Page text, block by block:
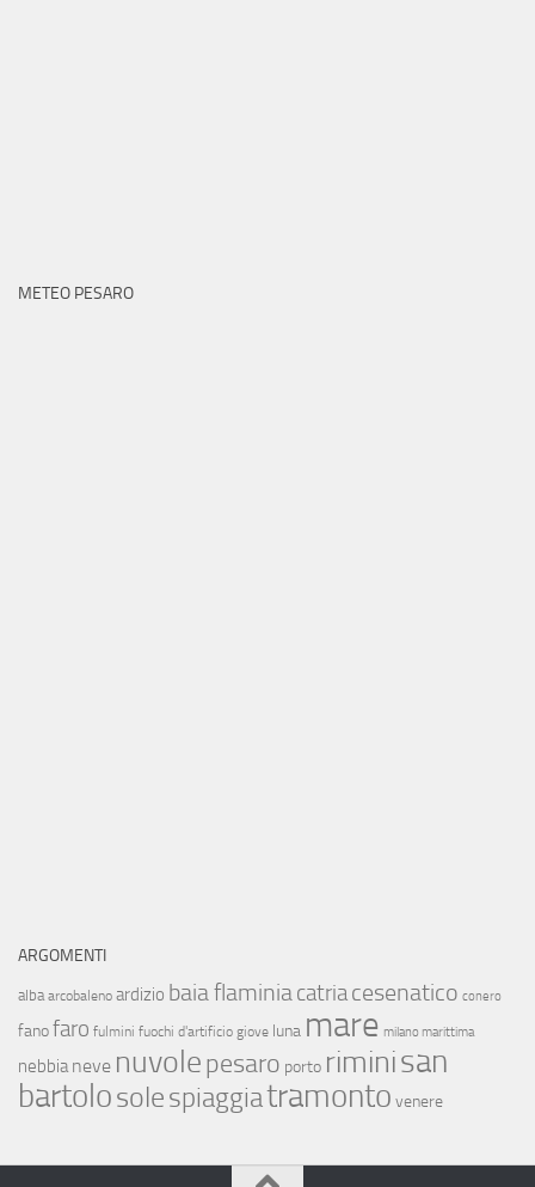
METEO PESARO
ARGOMENTI
alba arcobaleno ardizio baia flaminia catriacesenatico conero
fanofaro fulmini fuochi d'artificio giove luna mare milano marittima
nebbia neve nuvolepesaro porto riminisan
bartolosolespiaggiatramonto venere